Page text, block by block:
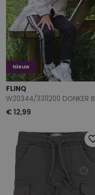
Nieuw
FLINQ
€ 12,99